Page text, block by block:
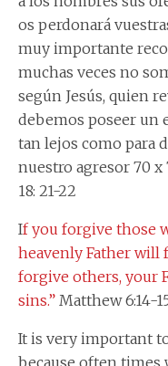
os perdonará
muy importante
muchas veces no
según Jesús, quien
debemos poseer un
tan lejos como para
nuestro agresor 70 x
18: 21-22
If you forgive those
heavenly Father will
forgive others, your
sins.” Matthew 6:14-
It is very important
because often times